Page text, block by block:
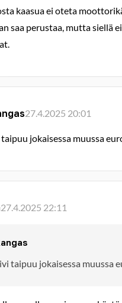
kaasua ei oteta
saa perustaa, mutta
27.4.2025 20:01
jokaisessa muussa
27.4.2025 22:11
taipuu jokaisessa muussa